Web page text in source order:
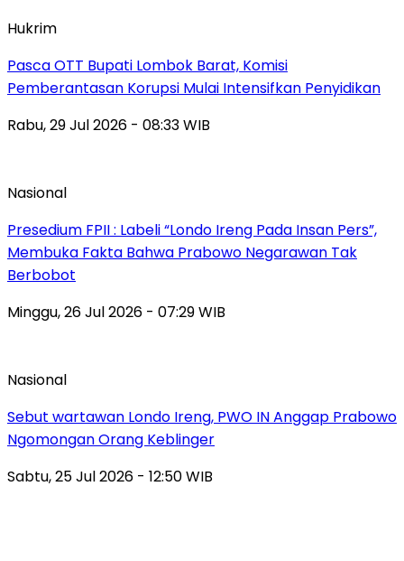
Hukrim
Pasca OTT Bupati Lombok Barat, Komisi
Pemberantasan Korupsi Mulai Intensifkan Penyidikan
Rabu, 29 Jul 2026 - 08:33 WIB
Nasional
Presedium FPII : Labeli “Londo Ireng Pada Insan Pers”,
Membuka Fakta Bahwa Prabowo Negarawan Tak
Berbobot
Minggu, 26 Jul 2026 - 07:29 WIB
Nasional
Sebut wartawan Londo Ireng, PWO IN Anggap Prabowo
Ngomongan Orang Keblinger
Sabtu, 25 Jul 2026 - 12:50 WIB